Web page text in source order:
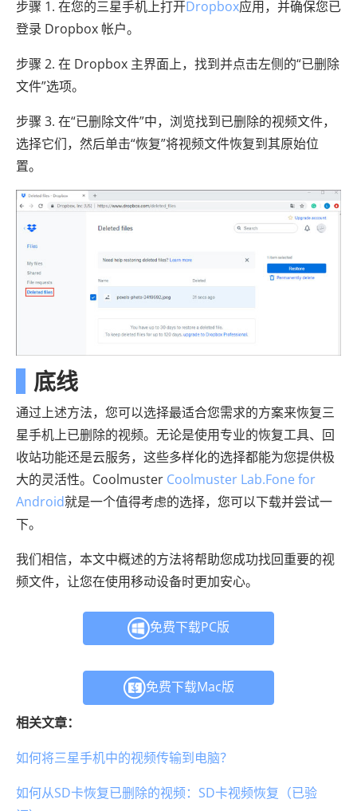
步骤 1. 在您的三星手机上打开Dropbox应用，并确保您已
登录 Dropbox 帐户。
步骤 2. 在 Dropbox 主界面上，找到并点击左侧的“已删除
文件”选项。
步骤 3. 在“已删除文件”中，浏览找到已删除的视频文件，
选择它们，然后单击“恢复”将视频文件恢复到其原始位
置。
底线
通过上述方法，您可以选择最适合您需求的方案来恢复三
星手机上已删除的视频。无论是使用专业的恢复工具、回
收站功能还是云服务，这些多样化的选择都能为您提供极
大的灵活性。Coolmuster Coolmuster Lab.Fone for
Android就是一个值得考虑的选择，您可以下载并尝试一
下。
我们相信，本文中概述的方法将帮助您成功找回重要的视
频文件，让您在使用移动设备时更加安心。
免费下载PC版
免费下载Mac版
相关文章：
如何将三星手机中的视频传输到电脑？
如何从SD卡恢复已删除的视频：SD卡视频恢复（已验